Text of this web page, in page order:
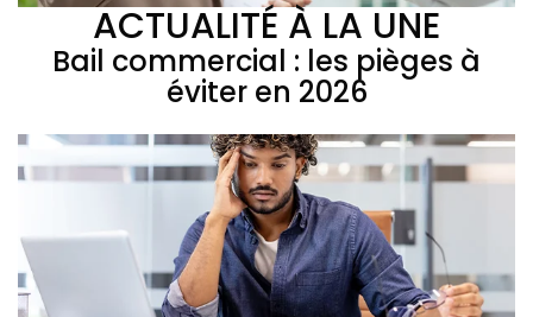
ACTUALITÉ À LA UNE
Bail commercial : les pièges à
éviter en 2026